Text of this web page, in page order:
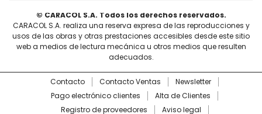
© CARACOL S.A. Todos los derechos reservados.
CARACOL S.A. realiza una reserva expresa de las reproducciones y
usos de las obras y otras prestaciones accesibles desde este sitio
web a medios de lectura mecánica u otros medios que resulten
adecuados.
Contacto Contacto Ventas
Newsletter
Pago electrónico clientes
Alta de Clientes
Registro de proveedores
Aviso legal